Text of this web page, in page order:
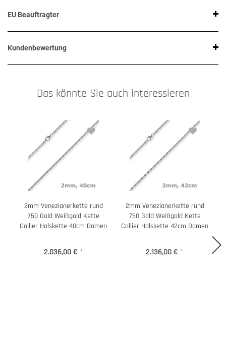
EU Beauftragter
Kundenbewertung
Das könnte Sie auch interessieren
2mm Venezianerkette rund
750 Gold Weißgold Kette
Collier Halskette 40cm Damen
2.036,00 € *
2mm Venezianerkette rund
750 Gold Weißgold Kette
Collier Halskette 42cm Damen
2.136,00 € *